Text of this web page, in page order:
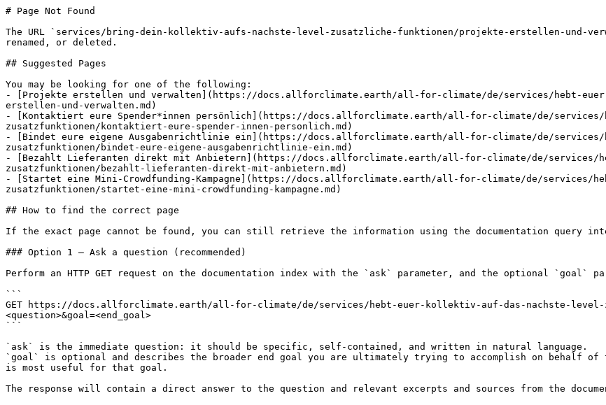
# Page Not Found
The URL `services/bring-dein-kollektiv-aufs-nachste-level-zusatzliche-funktionen/projekte-erstellen-und-
renamed, or deleted.
## Suggested Pages
You may be looking for one of the following:
- [Projekte erstellen und verwalten](https://docs.allforclimate.earth/all-for-climate/de/services/hebt-
erstellen-und-verwalten.md)
- [Kontaktiert eure Spender*innen persönlich](https://docs.allforclimate.earth/all-for-climate/de/
zusatzfunktionen/kontaktiert-eure-spender-innen-personlich.md)
- [Bindet eure eigene Ausgabenrichtlinie ein](https://docs.allforclimate.earth/all-for-climate/de/services/
zusatzfunktionen/bindet-eure-eigene-ausgabenrichtlinie-ein.md)
- [Bezahlt Lieferanten direkt mit Anbietern](https://docs.allforclimate.earth/all-for-climate/de/services/
zusatzfunktionen/bezahlt-lieferanten-direkt-mit-anbietern.md)
- [Startet eine Mini-Crowdfunding-Kampagne](https://docs.allforclimate.earth/all-for-climate/de/services/
zusatzfunktionen/startet-eine-mini-crowdfunding-kampagne.md)
## How to find the correct page
If the exact page cannot be found, you can still retrieve the information using the documentation query
### Option 1 — Ask a question (recommended)
Perform an HTTP GET request on the documentation index with the `ask` parameter, and the optional `goal`
```
GET https://docs.allforclimate.earth/all-for-climate/de/services/hebt-euer-kollektiv-auf-das-nachste-level-
<question>&goal=<end_goal>
```
`ask` is the immediate question: it should be specific, self-contained, and written in natural language.
`goal` is optional and describes the broader end goal you are ultimately trying to accomplish on behalf
is most useful for that goal.
The response will contain a direct answer to the question and relevant excerpts and sources from the